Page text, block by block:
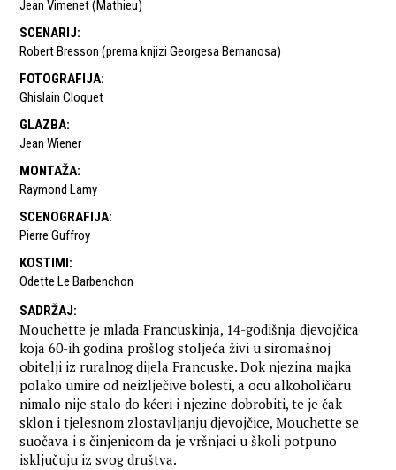
Jean Vimenet (Mathieu)
SCENARIJ:
Robert Bresson (prema knjizi Georgesa Bernanosa)
FOTOGRAFIJA:
Ghislain Cloquet
GLAZBA:
Jean Wiener
MONTAŽA:
Raymond Lamy
SCENOGRAFIJA:
Pierre Guffroy
KOSTIMI:
Odette Le Barbenchon
SADRŽAJ:
Mouchette je mlada Francuskinja, 14-godišnja djevojčica
koja 60-ih godina prošlog stoljeća živi u siromašnoj
obitelji iz ruralnog dijela Francuske. Dok njezina majka
polako umire od neizlječive bolesti, a ocu alkoholičaru
nimalo nije stalo do kćeri i njezine dobrobiti, te je čak
sklon i tjelesnom zlostavljanju djevojčice, Mouchette se
suočava i s činjenicom da je vršnjaci u školi potpuno
isključuju iz svog društva.